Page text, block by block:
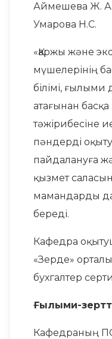
Аймешева Ж.
Умарова Н.С.
«Қаржы және
мүшелерінің
білімі,
атағынан
тәжірибесіне
пәндерді
пайдалануға
қызмет
мамандарды
береді.
Кафедра
«Зерде»
бухгалтер
Ғылыми-
Кафедраның ПОҚ